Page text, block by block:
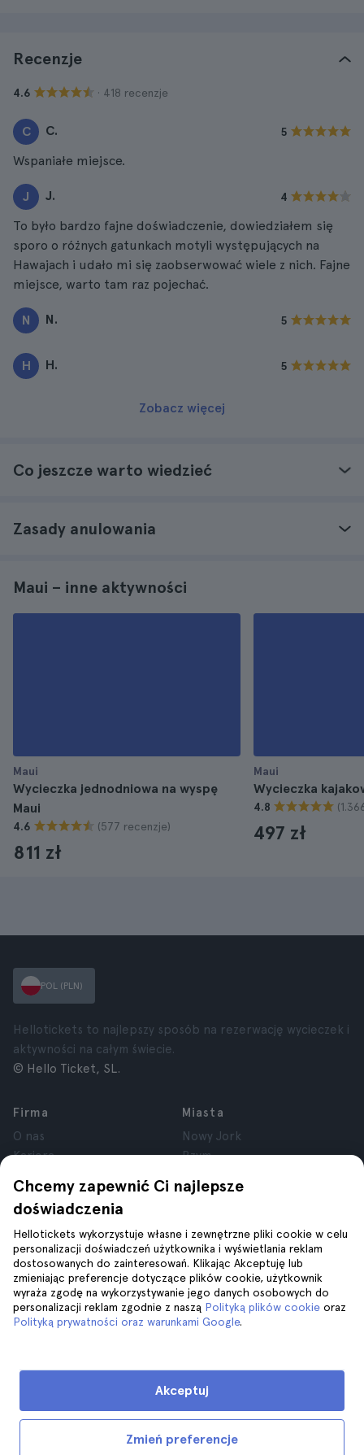
Recenzje
4.6 · 418 recenzje
C C. 5
Wspaniałe miejsce.
J J. 4
To było bardzo fajne doświadczenie, dowiedziałem się
sporo o różnych gatunkach motyli występujących na
Hawajach i udało mi się zaobserwować wiele z nich. Fajne
miejsce, warto tam raz pojechać.
N N. 5
H H. 5
Zobacz więcej
Co jeszcze warto wiedzieć
Zasady anulowania
Maui – inne aktywności
Maui
Wycieczka jednodniowa na wyspę
Maui
4.6 (577 recenzje)
811 zł
Maui
Wycieczka
4.8
497 zł
Chcemy zapewnić Ci najlepsze
doświadczenia
Hellotickets wykorzystuje własne i zewnętrzne pliki cookie w celu
personalizacji doświadczeń użytkownika i wyświetlania reklam
dostosowanych do zainteresowań. Klikając Akceptuję lub
zmieniając preferencje dotyczące plików cookie, użytkownik
wyraża zgodę na wykorzystywanie jego danych osobowych do
personalizacji reklam zgodnie z naszą Polityką plików cookie oraz
Polityką prywatności oraz warunkami Google.
Zmień preferencje
Akceptuj
POL (PLN)
Hellotickets to najlepszy sposób na rezerwację wycieczek i
aktywności na całym świecie.
© Hello Ticket, SL.
Firma
O nas
Kariera
Recenzje
Prywatność
Regulamin
Informacje prawne
Pliki cookie
Miasta
Nowy Jork
Rzym
Londyn
Kraków
Tenerife
Pomoc
Dołącz do nas na